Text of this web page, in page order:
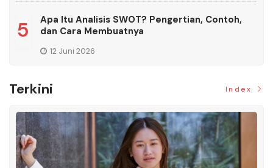
5
Apa Itu Analisis SWOT? Pengertian, Contoh,
dan Cara Membuatnya
12 Juni 2026
Terkini Index